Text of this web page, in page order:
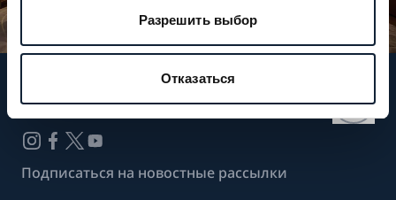
Разрешить выбор
Отказаться
Подписаться на новостные рассылки